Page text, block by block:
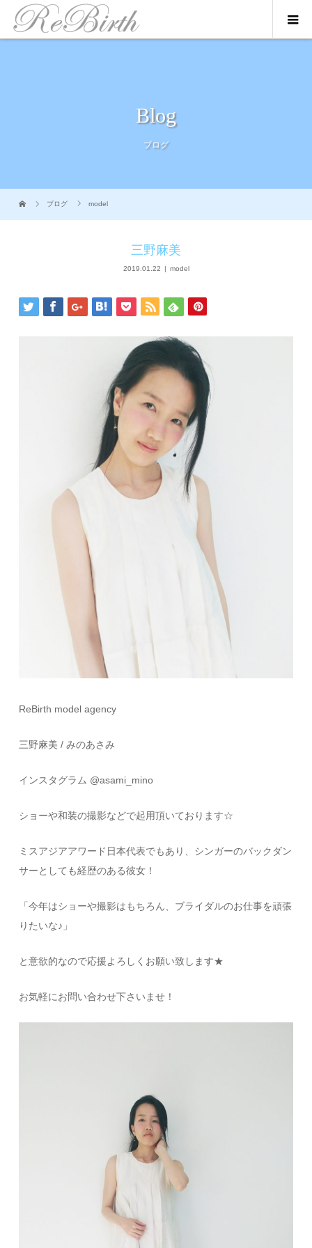
Blog
ブログ
ブログ model
三野麻美
2019.01.22 model
ReBirth model agency
三野麻美 / みのあさみ
インスタグラム @asami_mino
ショーや和装の撮影などで起用頂いております☆
ミスアジアアワード日本代表でもあり、シンガーのバックダン
サーとしても経歴のある彼女！
「今年はショーや撮影はもちろん、ブライダルのお仕事を頑張
りたいな♪」
と意欲的なので応援よろしくお願い致します★
お気軽にお問い合わせ下さいませ！